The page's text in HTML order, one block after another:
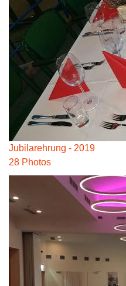
Jubilarehrung - 2019
28 Photos